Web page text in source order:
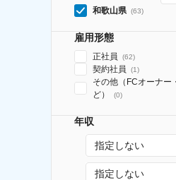
和歌山県 (63)
雇用形態
正社員 (62)
契約社員 (1)
その他（FCオーナー
ど）
(0)
年収
指定しない
指定しない